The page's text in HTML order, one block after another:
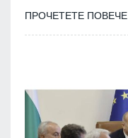
ПРОЧЕТЕТЕ ПОВЕЧЕ